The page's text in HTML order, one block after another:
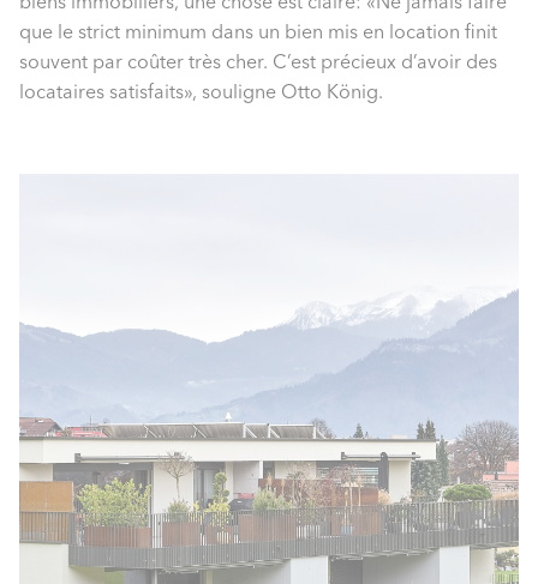
que le strict minimum dans un bien mis en location finit
souvent par coûter très cher. C’est précieux d’avoir des
locataires satisfaits», souligne Otto König.